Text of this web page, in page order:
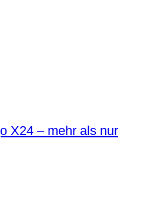
X24 – mehr als nur